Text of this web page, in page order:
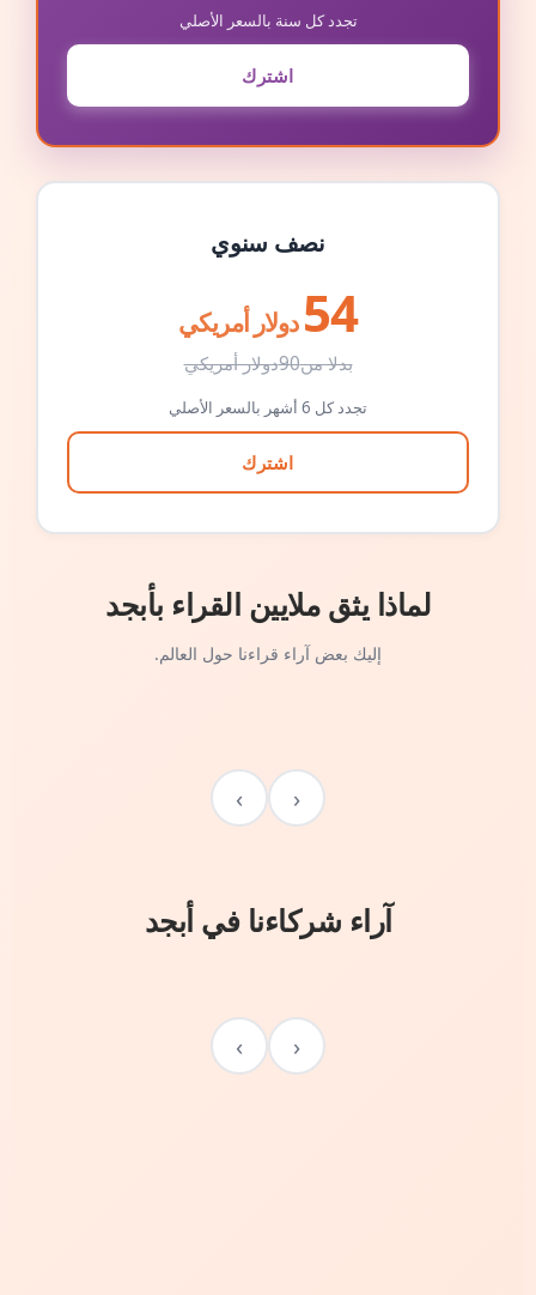
تجدد كل سنة بالسعر الأصلي
اشترك
نصف سنوي
54 دولار أمريكي
بدلا من90دولار أمريكي
تجدد كل 6 أشهر بالسعر الأصلي
اشترك
لماذا يثق ملايين القراء بأبجد
إليك بعض آراء قراءنا حول العالم.
‹
›
آراء شركاءنا في أبجد
‹
›